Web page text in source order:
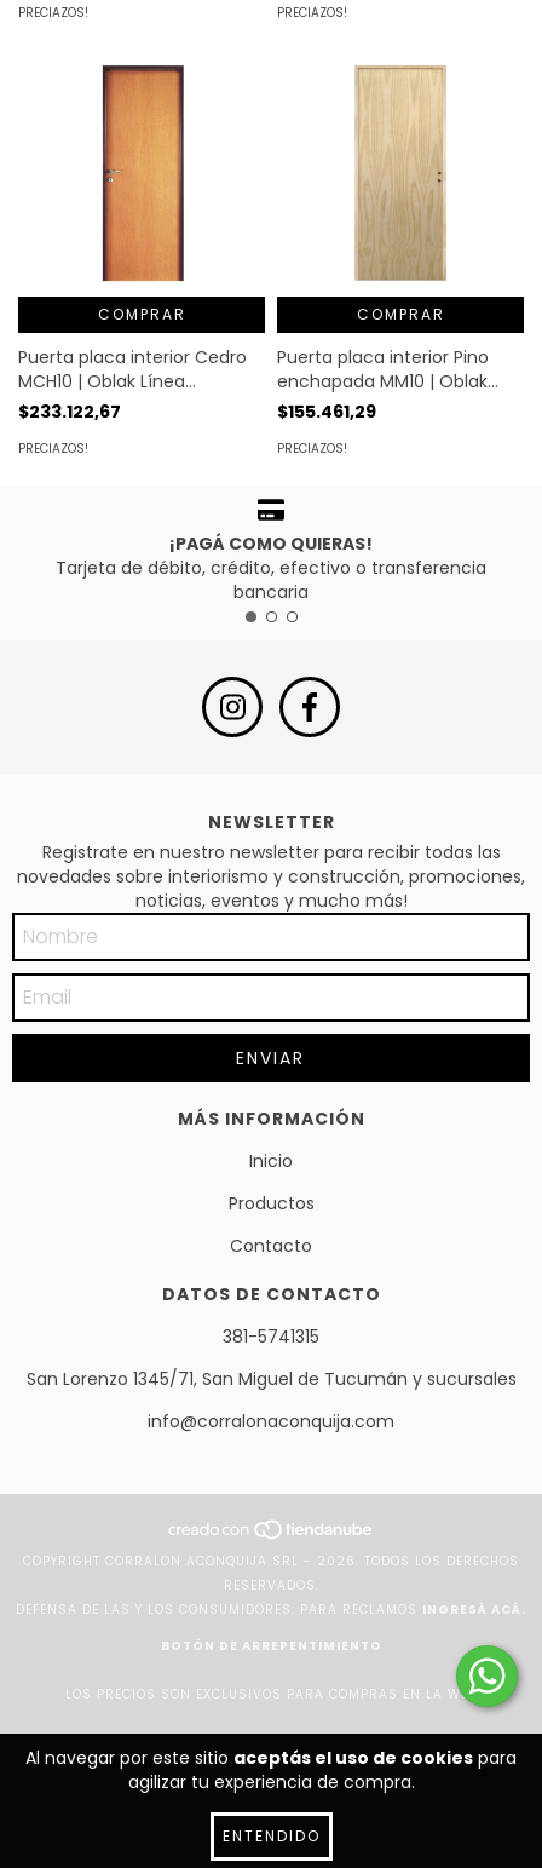
Al navegar por este sitio aceptás el uso de cookies para
agilizar tu experiencia de compra.
ENTENDIDO
PRECIAZOS! PRECIAZOS!
COMPRAR
Puerta placa interior Cedro
MCH10 | Oblak Línea
Enchapada
$233.122,67
PRECIAZOS!
COMPRAR
Puerta placa interior Pino
enchapada MM10 | Oblak
Línea Nativa
$155.461,29
PRECIAZOS!
¡PAGÁ COMO QUIERAS!
Tarjeta de débito, crédito, efectivo o transferencia
bancaria
NEWSLETTER
Registrate en nuestro newsletter para recibir todas las
novedades sobre interiorismo y construcción, promociones,
noticias, eventos y mucho más!
MÁS INFORMACIÓN
Inicio
Productos
Contacto
DATOS DE CONTACTO
381-5741315
San Lorenzo 1345/71, San Miguel de Tucumán y sucursales
info@corralonaconquija.com
COPYRIGHT CORRALON ACONQUIJA SRL - 2026. TODOS LOS DERECHOS
RESERVADOS.
DEFENSA DE LAS Y LOS CONSUMIDORES. PARA RECLAMOS INGRESÁ ACÁ.
BOTÓN DE ARREPENTIMIENTO
LOS PRECIOS SON EXCLUSIVOS PARA COMPRAS EN LA WEB